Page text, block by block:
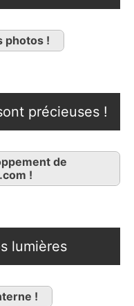
photos !
précieuses !
de
!
lumières
!